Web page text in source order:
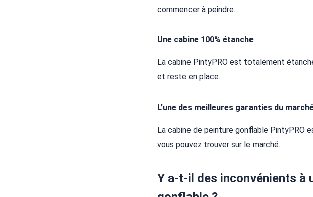
commencer à peindre.
Une cabine 100% étanche
La cabine PintyPRO est totalement
et reste en place.
L’une des meilleures garanties du
La cabine de peinture gonflable PintyPRO
vous pouvez trouver sur le marché.
Y a-t-il des inconvénients à